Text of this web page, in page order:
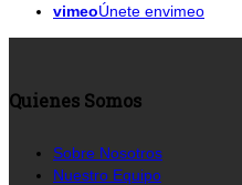
vimeoÚnete envimeo
Quienes Somos
Sobre Nosotros
Nuestro Equipo